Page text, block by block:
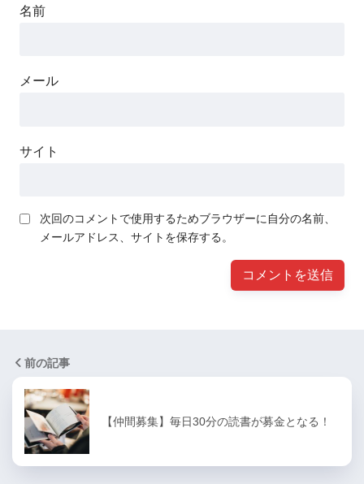
名前
メール
サイト
次回のコメントで使用するためブラウザーに自分の名前、
メールアドレス、サイトを保存する。
前の記事
【仲間募集】毎日30分の読書が募金となる！